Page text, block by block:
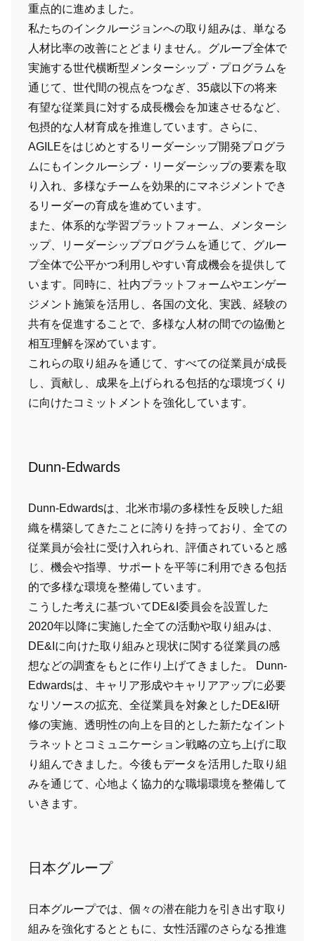
重点的に進めました。
私たちのインクルージョンへの取り組みは、単なる
人材比率の改善にとどまりません。グループ全体で
実施する世代横断型メンターシップ・プログラムを
通じて、世代間の視点をつなぎ、35歳以下の将来
有望な従業員に対する成長機会を加速させるなど、
包摂的な人材育成を推進しています。さらに、
AGILEをはじめとするリーダーシップ開発プログラ
ムにもインクルーシブ・リーダーシップの要素を取
り入れ、多様なチームを効果的にマネジメントでき
るリーダーの育成を進めています。
また、体系的な学習プラットフォーム、メンターシ
ップ、リーダーシッププログラムを通じて、グルー
プ全体で公平かつ利用しやすい育成機会を提供して
います。同時に、社内プラットフォームやエンゲー
ジメント施策を活用し、各国の文化、実践、経験の
共有を促進することで、多様な人材の間での協働と
相互理解を深めています。
これらの取り組みを通じて、すべての従業員が成長
し、貢献し、成果を上げられる包括的な環境づくり
に向けたコミットメントを強化しています。
Dunn-Edwards
Dunn-Edwardsは、北米市場の多様性を反映した組
織を構築してきたことに誇りを持っており、全ての
従業員が会社に受け入れられ、評価されていると感
じ、機会や指導、サポートを平等に利用できる包括
的で多様な環境を整備しています。
こうした考えに基づいてDE&I委員会を設置した
2020年以降に実施した全ての活動や取り組みは、
DE&Iに向けた取り組みと現状に関する従業員の感
想などの調査をもとに作り上げてきました。 Dunn-
Edwardsは、キャリア形成やキャリアアップに必要
なリソースの拡充、全従業員を対象としたDE&I研
修の実施、透明性の向上を目的とした新たなイント
ラネットとコミュニケーション戦略の立ち上げに取
り組んできました。今後もデータを活用した取り組
みを通じて、心地よく協力的な職場環境を整備して
いきます。
日本グループ
日本グループでは、個々の潜在能力を引き出す取り
組みを強化するとともに、女性活躍のさらなる推進